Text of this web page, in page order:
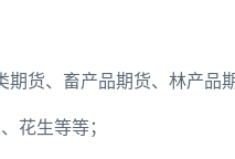
期货、畜产品期货、林产品
花生等等；